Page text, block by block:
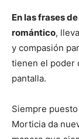
En las frases
romántico,
y compasión
tienen el poder
pantalla.
Siempre
Morticia da